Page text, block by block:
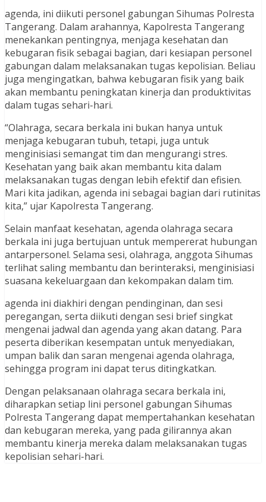
agenda, ini diikuti personel gabungan Sihumas Polresta
Tangerang. Dalam arahannya, Kapolresta Tangerang
menekankan pentingnya, menjaga kesehatan dan
kebugaran fisik sebagai bagian, dari kesiapan personel
gabungan dalam melaksanakan tugas kepolisian. Beliau
juga mengingatkan, bahwa kebugaran fisik yang baik
akan membantu peningkatan kinerja dan produktivitas
dalam tugas sehari-hari.
“Olahraga, secara berkala ini bukan hanya untuk
menjaga kebugaran tubuh, tetapi, juga untuk
menginisiasi semangat tim dan mengurangi stres.
Kesehatan yang baik akan membantu kita dalam
melaksanakan tugas dengan lebih efektif dan efisien.
Mari kita jadikan, agenda ini sebagai bagian dari rutinitas
kita,” ujar Kapolresta Tangerang.
Selain manfaat kesehatan, agenda olahraga secara
berkala ini juga bertujuan untuk mempererat hubungan
antarpersonel. Selama sesi, olahraga, anggota Sihumas
terlihat saling membantu dan berinteraksi, menginisiasi
suasana kekeluargaan dan kekompakan dalam tim.
agenda ini diakhiri dengan pendinginan, dan sesi
peregangan, serta diikuti dengan sesi brief singkat
mengenai jadwal dan agenda yang akan datang. Para
peserta diberikan kesempatan untuk menyediakan,
umpan balik dan saran mengenai agenda olahraga,
sehingga program ini dapat terus ditingkatkan.
Dengan pelaksanaan olahraga secara berkala ini,
diharapkan setiap lini personel gabungan Sihumas
Polresta Tangerang dapat mempertahankan kesehatan
dan kebugaran mereka, yang pada gilirannya akan
membantu kinerja mereka dalam melaksanakan tugas
kepolisian sehari-hari.